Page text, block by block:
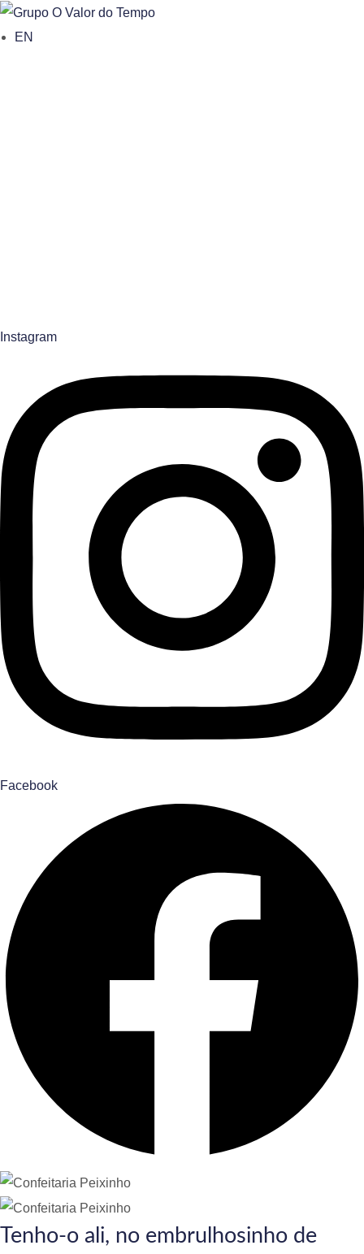
EN
Instagram
Facebook
Tenho-o ali, no embrulhosinho de